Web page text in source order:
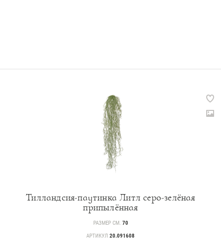
Тилландсия-паутинка Литл серо-зелёная
припылённая
РАЗМЕР СМ. 70
АРТИКУЛ 20.091608